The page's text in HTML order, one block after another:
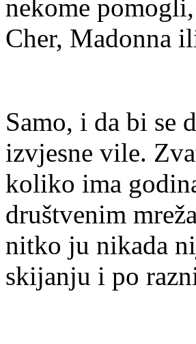
nekome
Cher, Madonna
Samo, i da bi se
izvjesne vile.
koliko ima
društvenim
nitko ju nikada
skijanju i po